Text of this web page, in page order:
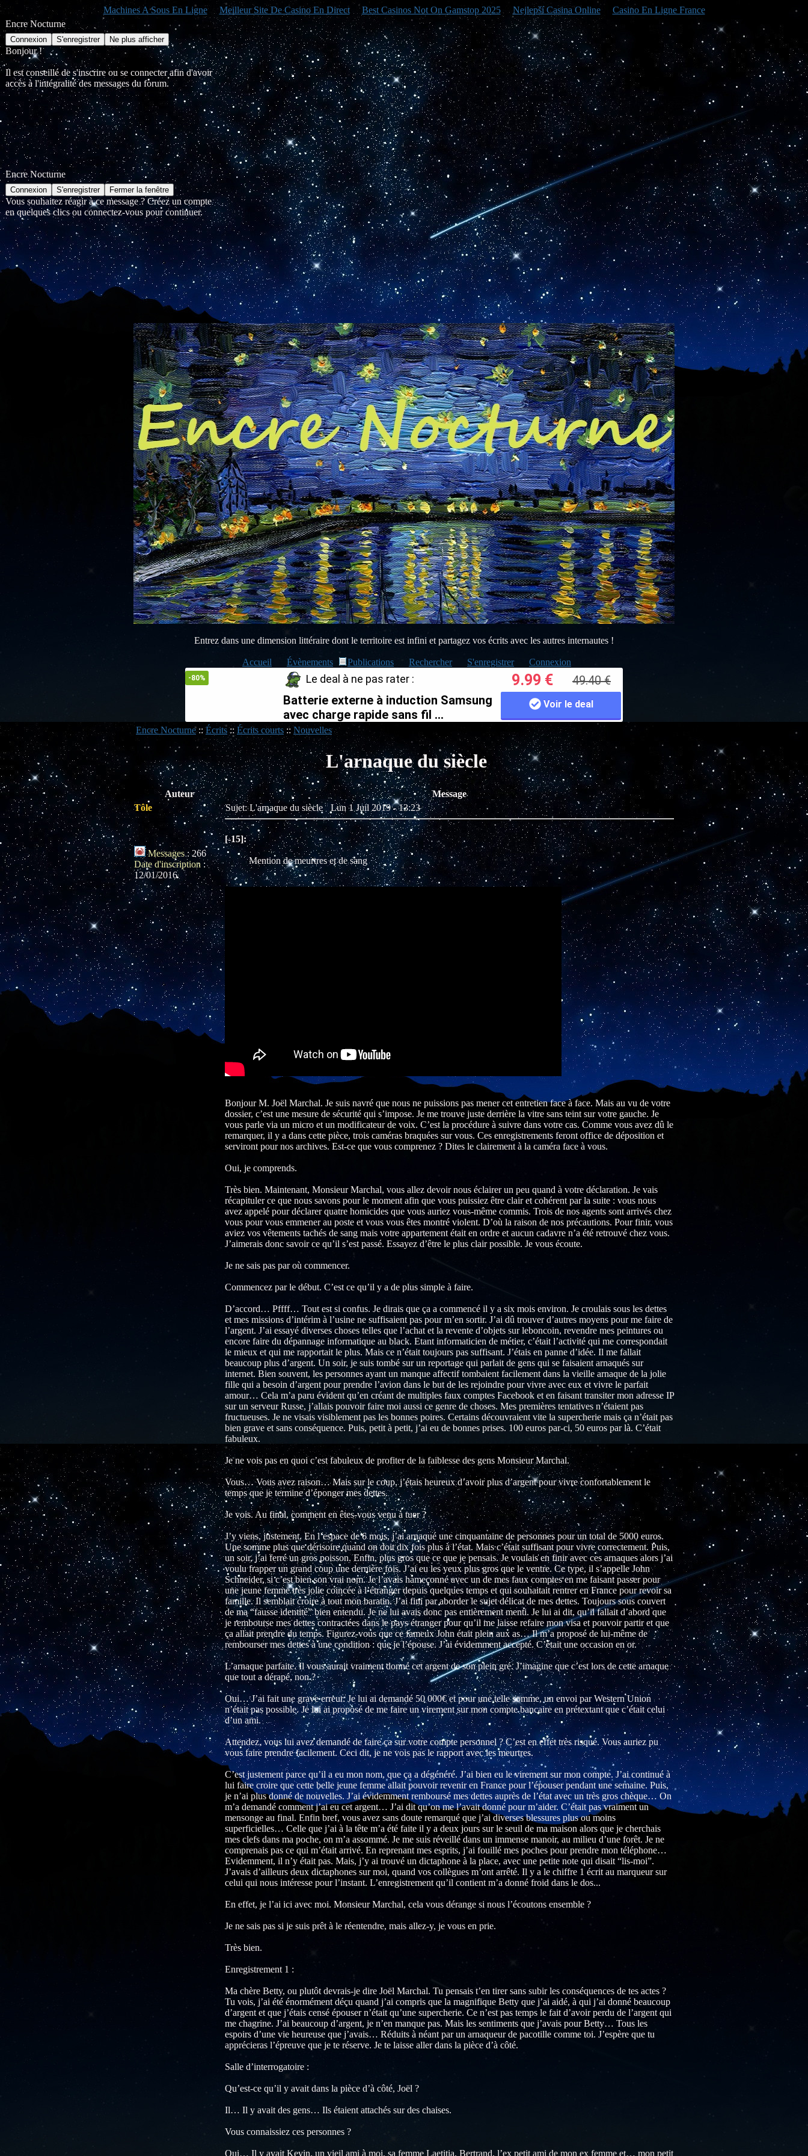
Machines A Sous En Ligne Meilleur Site De Casino En Direct Best Casinos Not On Gamstop 2025 Nejlepší Casina Online
Casino En Ligne France
Encre Nocturne
Bonjour !
Il est conseillé de s'inscrire ou se connecter afin d'avoir
accès à l'intégralité des messages du forum.
Encre Nocturne
Vous souhaitez réagir à ce message ? Créez un compte
en quelques clics ou connectez-vous pour continuer.
Entrez dans une dimension littéraire dont le territoire est infini et partagez vos écrits avec les autres internautes !
Accueil Évènements Publications Rechercher S'enregistrer Connexion
-80% Le deal à ne pas rater :
Batterie externe à induction Samsung
avec charge rapide sans fil ...
9.99 € 49.40 €
Voir le deal
Encre Nocturne::Écrits::Écrits courts :: Nouvelles
L'arnaque du siècle
Auteur
Message
Tôle
Messages:266
Date d'inscription :
12/01/2016
Sujet: L'arnaque du siècle Lun 1 Juil 2019 - 13:23
[-15]:
Mention de meurtres et de sang
Bonjour M. Joël Marchal. Je suis navré que nous ne puissions pas mener cet entretien face à face. Mais au vu de votre
dossier, c’est une mesure de sécurité qui s’impose. Je me trouve juste derrière la vitre sans teint sur votre gauche. Je
vous parle via un micro et un modificateur de voix. C’est la procédure à suivre dans votre cas. Comme vous avez dû le
remarquer, il y a dans cette pièce, trois caméras braquées sur vous. Ces enregistrements feront office de déposition et
serviront pour nos archives. Est-ce que vous comprenez ? Dites le clairement à la caméra face à vous.
Oui, je comprends.
Très bien. Maintenant, Monsieur Marchal, vous allez devoir nous éclairer un peu quand à votre déclaration. Je vais
récapituler ce que nous savons pour le moment afin que vous puissiez être clair et cohérent par la suite : vous nous
avez appelé pour déclarer quatre homicides que vous auriez vous-même commis. Trois de nos agents sont arrivés chez
vous pour vous emmener au poste et vous vous êtes montré violent. D’où la raison de nos précautions. Pour finir, vous
aviez vos vêtements tachés de sang mais votre appartement était en ordre et aucun cadavre n’a été retrouvé chez vous.
J’aimerais donc savoir ce qu’il s’est passé. Essayez d’être le plus clair possible. Je vous écoute.
Je ne sais pas par où commencer.
Commencez par le début. C’est ce qu’il y a de plus simple à faire.
D’accord… Pffff… Tout est si confus. Je dirais que ça a commencé il y a six mois environ. Je croulais sous les dettes
et mes missions d’intérim à l’usine ne suffisaient pas pour m’en sortir. J’ai dû trouver d’autres moyens pour me faire de
l’argent. J’ai essayé diverses choses telles que l’achat et la revente d’objets sur leboncoin, revendre mes peintures ou
encore faire du dépannage informatique au black. Etant informaticien de métier, c’était l’activité qui me correspondait
le mieux et qui me rapportait le plus. Mais ce n’était toujours pas suffisant. J’étais en panne d’idée. Il me fallait
beaucoup plus d’argent. Un soir, je suis tombé sur un reportage qui parlait de gens qui se faisaient arnaqués sur
internet. Bien souvent, les personnes ayant un manque affectif tombaient facilement dans la vieille arnaque de la jolie
fille qui a besoin d’argent pour prendre l’avion dans le but de les rejoindre pour vivre avec eux et vivre le parfait
amour… Cela m’a paru évident qu’en créant de multiples faux comptes Facebook et en faisant transiter mon adresse IP
sur un serveur Russe, j’allais pouvoir faire moi aussi ce genre de choses. Mes premières tentatives n’étaient pas
fructueuses. Je ne visais visiblement pas les bonnes poires. Certains découvraient vite la supercherie mais ça n’était pas
bien grave et sans conséquence. Puis, petit à petit, j’ai eu de bonnes prises. 100 euros par-ci, 50 euros par là. C’était
fabuleux.
Je ne vois pas en quoi c’est fabuleux de profiter de la faiblesse des gens Monsieur Marchal.
Vous… Vous avez raison… Mais sur le coup, j’étais heureux d’avoir plus d’argent pour vivre confortablement le
temps que je termine d’éponger mes dettes.
Je vois. Au final, comment en êtes-vous venu à tuer ?
J’y viens, justement. En l’espace de 6 mois, j’ai arnaqué une cinquantaine de personnes pour un total de 5000 euros.
Une somme plus que dérisoire quand on doit dix fois plus à l’état. Mais c’était suffisant pour vivre correctement. Puis,
un soir, j’ai ferré un gros poisson. Enfin, plus gros que ce que je pensais. Je voulais en finir avec ces arnaques alors j’ai
voulu frapper un grand coup une dernière fois. J’ai eu les yeux plus gros que le ventre. Ce type, il s’appelle John
Schneider, si c’est bien son vrai nom. Je l’avais hameçonné avec un de mes faux comptes en me faisant passer pour
une jeune femme très jolie coincée à l’étranger depuis quelques temps et qui souhaitait rentrer en France pour revoir sa
famille. Il semblait croire à tout mon baratin. J’ai fini par aborder le sujet délicat de mes dettes. Toujours sous couvert
de ma “fausse identité” bien entendu. Je ne lui avais donc pas entièrement menti. Je lui ai dit, qu’il fallait d’abord que
je rembourse mes dettes contractées dans le pays étranger pour qu’il me laisse refaire mon visa et pouvoir partir et que
ça allait prendre du temps. Figurez-vous que ce fameux John était plein aux as… Il m’a proposé de lui-même de
rembourser mes dettes à une condition : que je l’épouse. J’ai évidemment accepté. C’était une occasion en or.
L’arnaque parfaite. Il vous aurait vraiment donné cet argent de son plein gré. J’imagine que c’est lors de cette arnaque
que tout a dérapé, non ?
Oui… J’ai fait une grave erreur. Je lui ai demandé 50 000€ et pour une telle somme, un envoi par Western Union
n’était pas possible. Je lui ai proposé de me faire un virement sur mon compte bancaire en prétextant que c’était celui
d’un ami.
Attendez, vous lui avez demandé de faire ça sur votre compte personnel ? C’est en effet très risqué. Vous auriez pu
vous faire prendre facilement. Ceci dit, je ne vois pas le rapport avec les meurtres.
C’est justement parce qu’il a eu mon nom, que ça a dégénéré. J’ai bien eu le virement sur mon compte. J’ai continué à
lui faire croire que cette belle jeune femme allait pouvoir revenir en France pour l’épouser pendant une semaine. Puis,
je n’ai plus donné de nouvelles. J’ai évidemment remboursé mes dettes auprès de l’état avec un très gros chèque… On
m’a demandé comment j’ai eu cet argent… J’ai dit qu’on me l’avait donné pour m’aider. C’était pas vraiment un
mensonge au final. Enfin bref, vous avez sans doute remarqué que j’ai diverses blessures plus ou moins
superficielles… Celle que j’ai à la tête m’a été faite il y a deux jours sur le seuil de ma maison alors que je cherchais
mes clefs dans ma poche, on m’a assommé. Je me suis réveillé dans un immense manoir, au milieu d’une forêt. Je ne
comprenais pas ce qui m’était arrivé. En reprenant mes esprits, j’ai fouillé mes poches pour prendre mon téléphone…
Evidemment, il n’y était pas. Mais, j’y ai trouvé un dictaphone à la place, avec une petite note qui disait “lis-moi”.
J’avais d’ailleurs deux dictaphones sur moi, quand vos collègues m’ont arrêté. Il y a le chiffre 1 écrit au marqueur sur
celui qui nous intéresse pour l’instant. L’enregistrement qu’il contient m’a donné froid dans le dos...
En effet, je l’ai ici avec moi. Monsieur Marchal, cela vous dérange si nous l’écoutons ensemble ?
Je ne sais pas si je suis prêt à le réentendre, mais allez-y, je vous en prie.
Très bien.
Enregistrement 1 :
Ma chère Betty, ou plutôt devrais-je dire Joël Marchal. Tu pensais t’en tirer sans subir les conséquences de tes actes ?
Tu vois, j’ai été énormément déçu quand j’ai compris que la magnifique Betty que j’ai aidé, à qui j’ai donné beaucoup
d’argent et que j’étais censé épouser n’était qu’une supercherie. Ce n’est pas temps le fait d’avoir perdu de l’argent qui
me chagrine. J’ai beaucoup d’argent, je n’en manque pas. Mais les sentiments que j’avais pour Betty… Tous les
espoirs d’une vie heureuse que j’avais… Réduits à néant par un arnaqueur de pacotille comme toi. J’espère que tu
apprécieras l’épreuve que je te réserve. Je te laisse aller dans la pièce d’à côté.
Salle d’interrogatoire :
Qu’est-ce qu’il y avait dans la pièce d’à côté, Joël ?
Il… Il y avait des gens… Ils étaient attachés sur des chaises.
Vous connaissiez ces personnes ?
Oui… Il y avait Kevin, un vieil ami à moi, sa femme Laetitia, Bertrand, l’ex petit ami de mon ex femme et… mon petit